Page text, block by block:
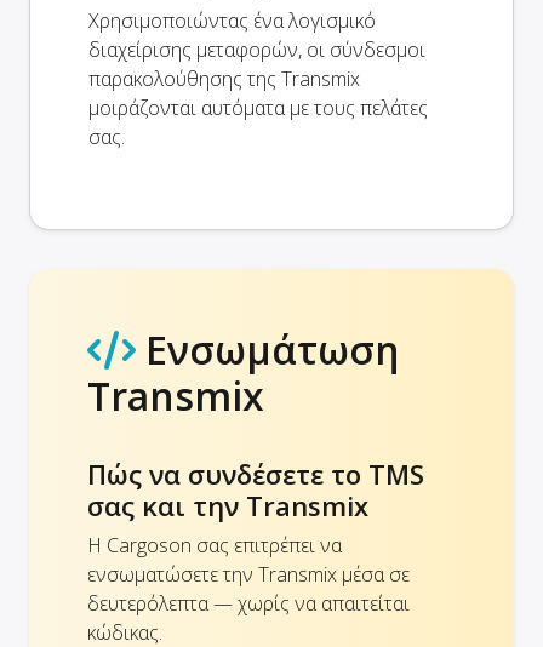
Χρησιμοποιώντας ένα λογισμικό
διαχείρισης μεταφορών, οι σύνδεσμοι
παρακολούθησης της Transmix
μοιράζονται αυτόματα με τους πελάτες
σας.
Ενσωμάτωση
Transmix
Πώς να συνδέσετε το TMS
σας και την Transmix
Η Cargoson σας επιτρέπει να
ενσωματώσετε την Transmix μέσα σε
δευτερόλεπτα — χωρίς να απαιτείται
κώδικας.